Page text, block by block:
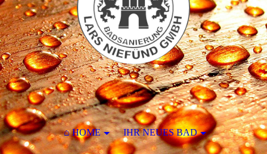
⌂ HOME IHR NEUES BAD